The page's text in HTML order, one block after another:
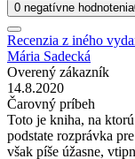
0 negatívne hodnotenia
Recenzia z iného
Mária Sadecká
Overený zákazník
14.8.2020
Čarovný príbeh
Toto je kniha, na
podstate rozprávka
však píše úžasne,